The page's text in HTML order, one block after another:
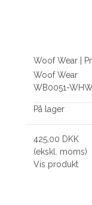
Woof Wear |
Woof Wear
WB0051-
På lager
425,00 DKK
(ekskl. moms)
Vis produkt